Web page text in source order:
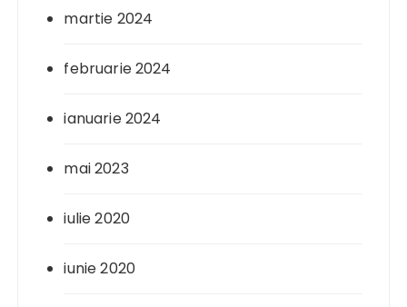
martie 2024
februarie 2024
ianuarie 2024
mai 2023
iulie 2020
iunie 2020